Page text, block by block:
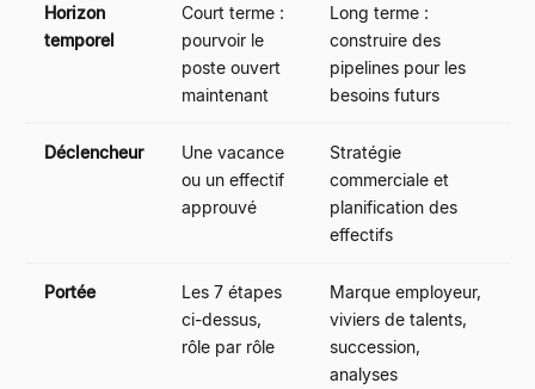
Horizon
temporel
Court terme :
pourvoir le
poste ouvert
maintenant
Long terme :
construire des
pipelines pour les
besoins futurs
Déclencheur
Une vacance
ou un effectif
approuvé
Stratégie
commerciale et
planification des
effectifs
Portée
Les 7 étapes
ci-dessus,
rôle par rôle
Marque employeur,
viviers de talents,
succession,
analyses